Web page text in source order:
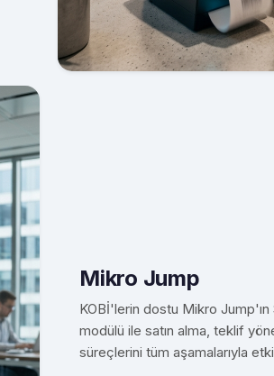
Mikro Jump
KOBİ'lerin dostu Mikro
modülü ile satın alma, teklif
süreçlerini tüm aşamalarıyla